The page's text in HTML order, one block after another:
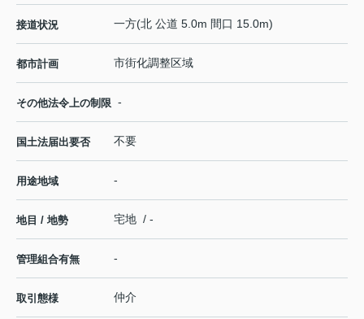
接道状況 一方(北 公道 5.0m 間口 15.0m)
都市計画 市街化調整区域
その他法令上の制限 -
国土法届出要否 不要
用途地域 -
地目 / 地勢 宅地 / -
管理組合有無 -
取引態様 仲介